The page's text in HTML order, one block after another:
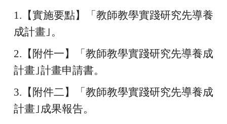
1. 【實施要點】「教師教學實踐研究先導養
成計畫｣。
2. 【附件一】「教師教學實踐研究先導養成
計畫｣計畫申請書。
3. 【附件二】「教師教學實踐研究先導養成
計畫｣成果報告。